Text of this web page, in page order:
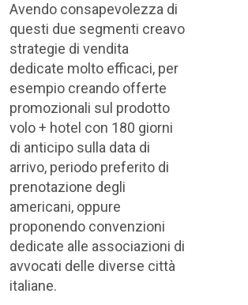
Avendo consapevolezza di
questi due segmenti creavo
strategie di vendita
dedicate molto efficaci, per
esempio creando offerte
promozionali sul prodotto
volo + hotel con 180 giorni
di anticipo sulla data di
arrivo, periodo preferito di
prenotazione degli
americani, oppure
proponendo convenzioni
dedicate alle associazioni di
avvocati delle diverse città
italiane.